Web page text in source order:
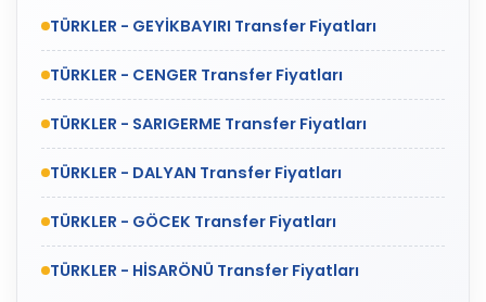
TÜRKLER - GEYİKBAYIRI Transfer Fiyatları
TÜRKLER - CENGER Transfer Fiyatları
TÜRKLER - SARIGERME Transfer Fiyatları
TÜRKLER - DALYAN Transfer Fiyatları
TÜRKLER - GÖCEK Transfer Fiyatları
TÜRKLER - HİSARÖNÜ Transfer Fiyatları